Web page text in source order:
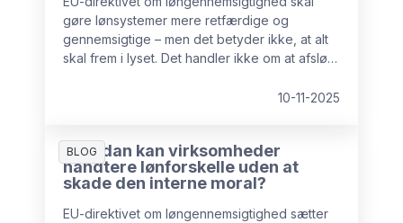
gøre lønsystemer mere retfærdige og
gennemsigtige – men det betyder ikke, at alt
skal frem i lyset. Det handler ikke om at afsløre
10-11-2025
BLOG
Hvordan kan virksomheder
håndtere lønforskelle uden at
skade den interne moral?
EU-direktivet om løngennemsigtighed sætter